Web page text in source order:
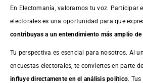
En Electomanía, valoramos tu voz. Participar
electorales es una oportunidad para que
contribuyas a un entendimiento más amplio
Tu perspectiva es esencial para nosotros. Al
encuestas electorales, te conviertes en parte
influye directamente en el análisis político.